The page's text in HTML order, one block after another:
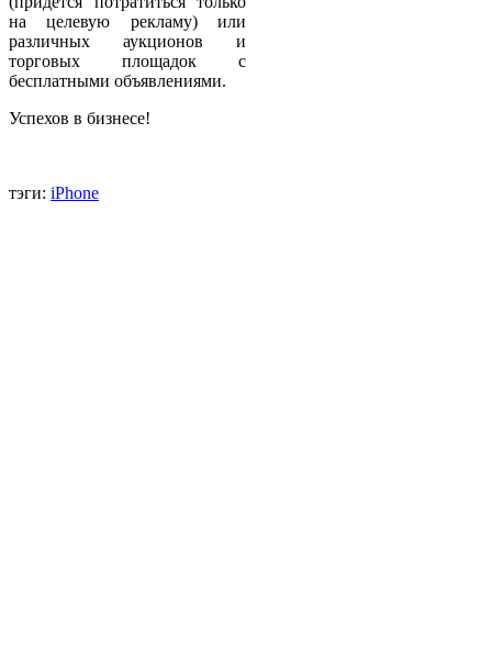
на целевую рекламу) или
различных аукционов и
торговых площадок с
бесплатными объявлениями.
Успехов в бизнесе!
тэги: iPhone